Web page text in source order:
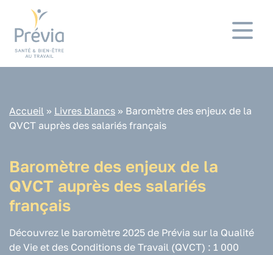
Accueil » Livres blancs » Baromètre des enjeux de la
QVCT auprès des salariés français
Baromètre des enjeux de la
QVCT auprès des salariés
français
Découvrez le baromètre 2025 de Prévia sur la Qualité
de Vie et des Conditions de Travail (QVCT) : 1 000
Panneau de gestion des cookies